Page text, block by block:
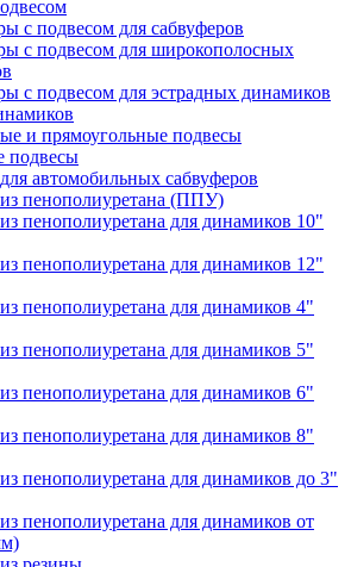
с подвесом для сабвуферов
с подвесом для широкополосных
с подвесом для эстрадных динамиков
и прямоугольные подвесы
подвесы
автомобильных сабвуферов
пенополиуретана (ППУ)
пенополиуретана для динамиков 10"
пенополиуретана для динамиков 12"
пенополиуретана для динамиков 4"
пенополиуретана для динамиков 5"
пенополиуретана для динамиков 6"
пенополиуретана для динамиков 8"
пенополиуретана для динамиков до 3"
пенополиуретана для динамиков от